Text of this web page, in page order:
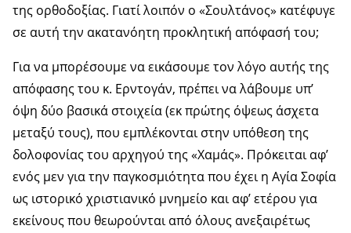
της ορθοδοξίας. Γιατί λοιπόν ο «Σουλτάνος» κατέφυγε
σε αυτή την ακατανόητη προκλητική απόφασή του;
Για να μπορέσουμε να εικάσουμε τον λόγο αυτής της
απόφασης του κ. Ερντογάν, πρέπει να λάβουμε υπ’
όψη δύο βασικά στοιχεία (εκ πρώτης όψεως άσχετα
μεταξύ τους), που εμπλέκονται στην υπόθεση της
δολοφονίας του αρχηγού της «Χαμάς». Πρόκειται αφ’
ενός μεν για την παγκοσμιότητα που έχει η Αγία Σοφία
ως ιστορικό χριστιανικό μνημείο και αφ’ ετέρου για
εκείνους που θεωρούνται από όλους ανεξαιρέτως